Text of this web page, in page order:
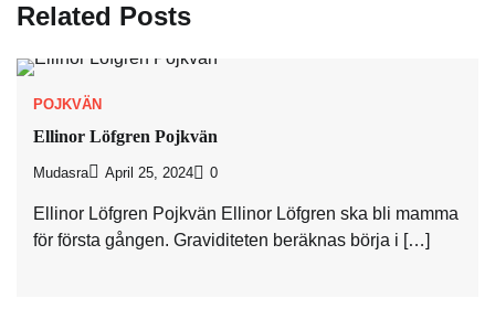
Related Posts
POJKVÄN
Ellinor Löfgren Pojkvän
Mudasra April 25, 2024 0
Ellinor Löfgren Pojkvän Ellinor Löfgren ska bli mamma
för första gången. Graviditeten beräknas börja i […]